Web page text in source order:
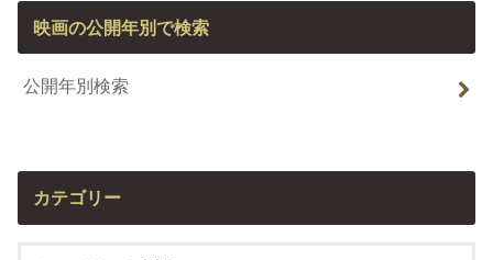
映画の公開年別で検索
公開年別検索
カテゴリー